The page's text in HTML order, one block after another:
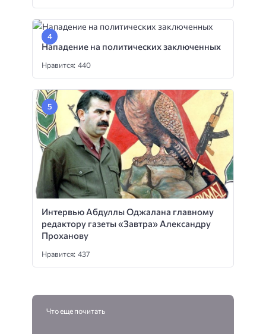
Нападение на политических заключенных
Нравится: 440
Интервью Абдуллы Оджалана главному
редактору газеты «Завтра» Александру
Проханову
Нравится: 437
Что еще почитать